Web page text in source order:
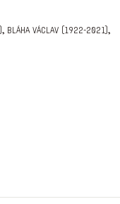
, bláha václav (1922-2021) ,